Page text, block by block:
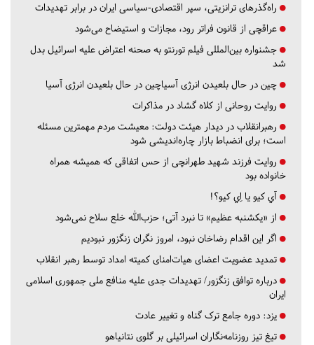
راه‌گذرهای ترانزیتی، سپر اقتصادی-سیاسی ایران در برابر تهدیدات
عراقچی از قانون فراتر رود، مجازات و استیضاح می‌شود
جشنواره بین‌المللی فیلم تورنتو به صحنه اعتراض علیه اسرائیل بدل
شد
چین در حال بلعیدن انرژی آسیاچین در حال بلعیدن انرژی آسیا
روایت روحانی از کلاه گشاد در مذاکرات
رهبرانقلاب در دیدار هیئت دولت: معیشت مردم مهمترین مسئله
است؛ برای انضباط بازار چاره‌اندیشی شود
روایت فرزند شهید طهرانچی از حس اتفاقی که همیشه همراه
خانواده بود
آي كيو يا اِي كيو؟!
از «یکشنبه عظیم» تا نبرد آتی؛ حزب‌الله خلع سلاح نمی‌شود
اگر این اقدام رضاخان نبود، امروز نگران زنگزور نبودیم
تمدید عضویت اعضای هیات‌امنای کمیته امداد توسط رهبر انقلاب
درباره توافق زنگزور/ تهدیدات جدی علیه منافع ملی جمهوری اسلامی
ایران
یزد: دوره جامع ترک گناه و تغییر عادت
تیغ تیز روزنامه‌نگاران اسرائیلی بر گلوی نتانیاهو